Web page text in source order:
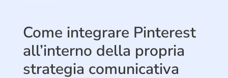
Come integrare Pinterest
all’interno della propria
strategia comunicativa